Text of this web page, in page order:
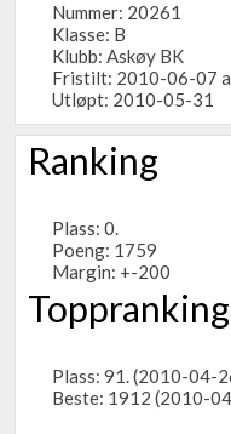
Nummer: 20261
Klasse: B
Klubb: Askøy BK
Fristilt: 2010-06-07
Utløpt: 2010-05-31
Ranking
Plass: 0.
Poeng: 1759
Margin: +-200
Toppranking
Plass: 91. (2010-04-
Beste: 1912 (2010-